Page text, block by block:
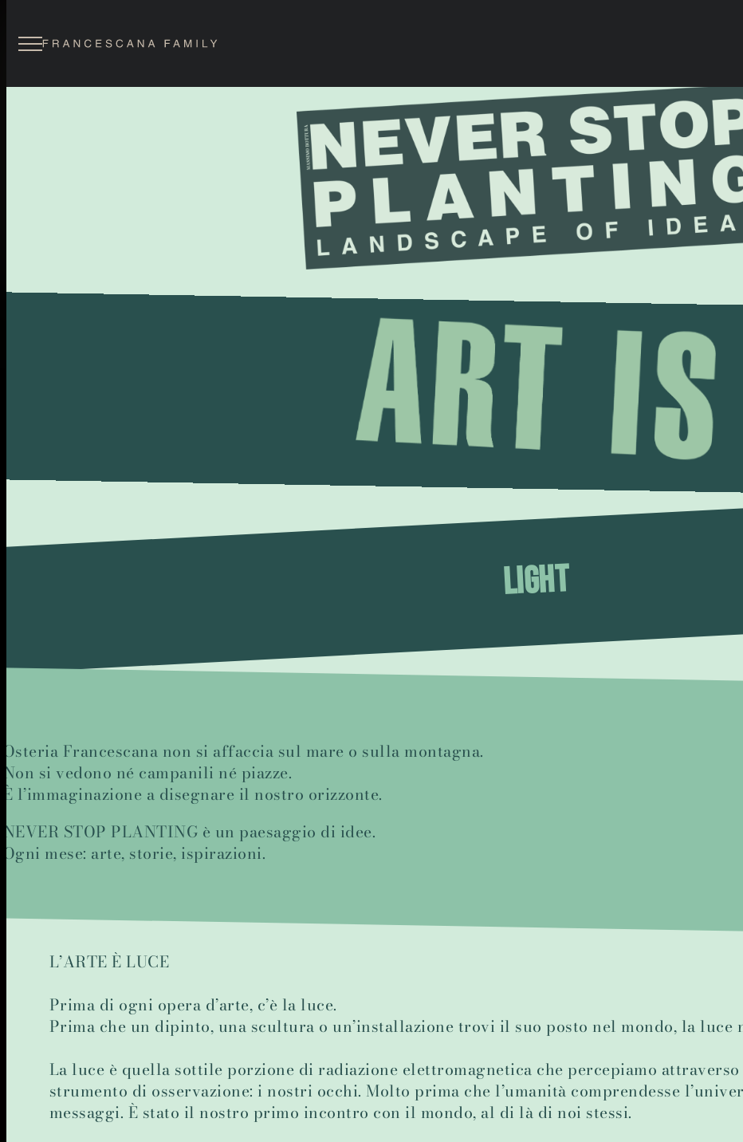
LIGHT
Osteria Francescana non si affaccia sul mare o sulla montagna.
Non si vedono né campanili né piazze.
È l’immaginazione a disegnare il nostro orizzonte.
NEVER STOP PLANTING è un paesaggio di idee.
Ogni mese: arte, storie, ispirazioni.
L’ARTE È LUCE
Prima di ogni opera d’arte, c’è la luce.
Prima che un dipinto, una scultura o un’installazione trovi il suo posto nel mondo, la luce
La luce è quella sottile porzione di radiazione elettromagnetica che percepiamo
strumento di osservazione: i nostri occhi. Molto prima che l’umanità comprendesse
messaggi. È stato il nostro primo incontro con il mondo, al di là di noi stessi.